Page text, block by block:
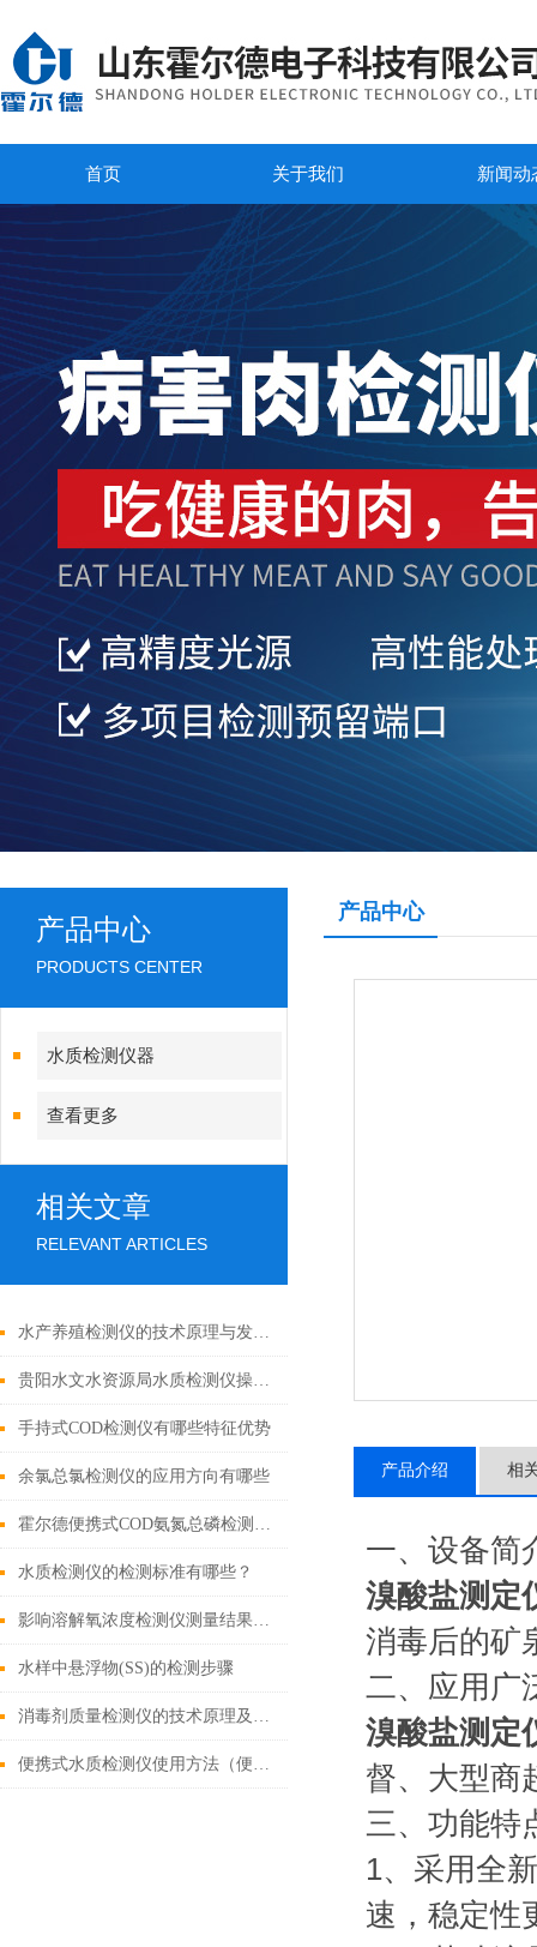
首页 关于我们 新闻动
产品中心
PRODUCTS CENTER
水质检测仪器
查看更多
相关文章
RELEVANT ARTICLES
水产养殖检测仪的技术原理与发展趋势
贵阳水文水资源局水质检测仪操作及培训
手持式COD检测仪有哪些特征优势
余氯总氯检测仪的应用方向有哪些
霍尔德便携式COD氨氮总磷检测仪的适用范围
水质检测仪的检测标准有哪些？
影响溶解氧浓度检测仪测量结果的因素
水样中悬浮物(SS)的检测步骤
消毒剂质量检测仪的技术原理及应用
便携式水质检测仪使用方法（便携式水质检测仪功能）
产品中心
产品介绍 相
一、设备简
溴酸盐测定
消毒后的矿
二、应用广
溴酸盐测定
督、大型商
三、功能
1、采用全
速，稳定